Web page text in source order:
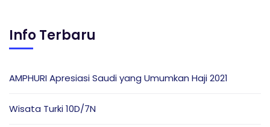
Info Terbaru
AMPHURI Apresiasi Saudi yang Umumkan Haji 2021
Wisata Turki 10D/7N